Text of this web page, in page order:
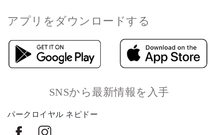
アプリをダウンロードする
SNSから最新情報を入手
パークロイヤル ネピドー